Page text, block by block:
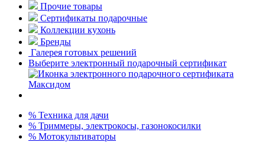
Прочие товары
Сертификаты подарочные
Коллекции кухонь
Бренды
Галерея готовых решений
Выберите электронный подарочный сертификат
% Техника для дачи
% Триммеры, электрокосы, газонокосилки
% Мотокультиваторы